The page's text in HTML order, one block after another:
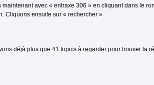
maintenant avec « entraxe 306 » en cliquant dans le
Cliquons ensuite sur « rechercher »
déjà plus que 41 topics à regarder pour trouver la